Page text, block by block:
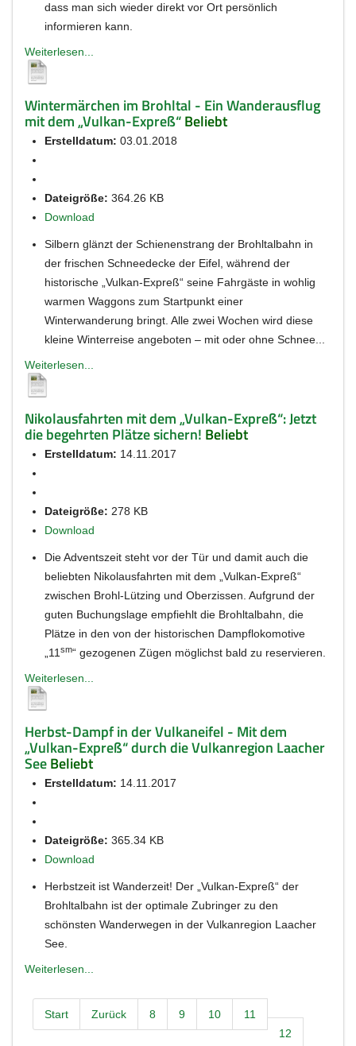
dass man sich wieder direkt vor Ort persönlich
informieren kann.
Weiterlesen...
Wintermärchen im Brohltal - Ein Wanderausflug
mit dem „Vulkan-Expreß“Beliebt
Erstelldatum: 03.01.2018
Dateigröße: 364.26 KB
Download
Silbern glänzt der Schienenstrang der Brohltalbahn in
der frischen Schneedecke der Eifel, während der
historische „Vulkan-Expreß“ seine Fahrgäste in wohlig
warmen Waggons zum Startpunkt einer
Winterwanderung bringt. Alle zwei Wochen wird diese
kleine Winterreise angeboten – mit oder ohne Schnee...
Weiterlesen...
Nikolausfahrten mit dem „Vulkan-Expreß“: Jetzt
die begehrten Plätze sichern! Beliebt
Erstelldatum: 14.11.2017
Dateigröße: 278 KB
Download
Die Adventszeit steht vor der Tür und damit auch die
beliebten Nikolausfahrten mit dem „Vulkan-Expreß“
zwischen Brohl-Lützing und Oberzissen. Aufgrund der
guten Buchungslage empfiehlt die Brohltalbahn, die
Plätze in den von der historischen Dampflokomotive
„11 sm“ gezogenen Zügen möglichst bald zu reservieren.
Weiterlesen...
Herbst-Dampf in der Vulkaneifel - Mit dem
„Vulkan-Expreß“ durch die Vulkanregion Laacher
SeeBeliebt
Erstelldatum: 14.11.2017
Dateigröße: 365.34 KB
Download
Herbstzeit ist Wanderzeit! Der „Vulkan-Expreß“ der
Brohltalbahn ist der optimale Zubringer zu den
schönsten Wanderwegen in der Vulkanregion Laacher
See.
Weiterlesen...
Start Zurück 8 9 10
11
12